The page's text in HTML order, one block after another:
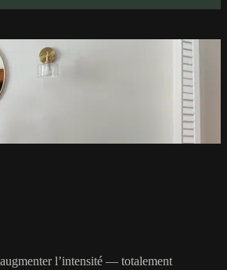
l’intensité — totalement